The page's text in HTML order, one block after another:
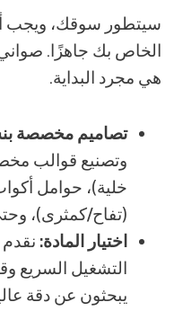
سيتطور سوقك، ويجب
هي مجرد البداية.
تصاميم مخصصة بنسبة
خلية)، حوامل
(تفاح/كمثرى)،
اختيار المادة: نقدم
التشغيل السريع
يبحثون عن دقة عالية